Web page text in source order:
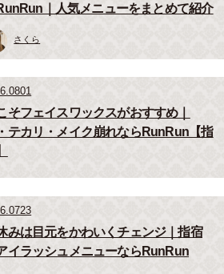
｜人気メニューをまとめて紹介
さくら
そフェイスワックスがおすすめ｜
テカリ・メイク崩れならRunRun【指
みは目元をかわいくチェンジ｜指宿
イラッシュメニューならRunRun